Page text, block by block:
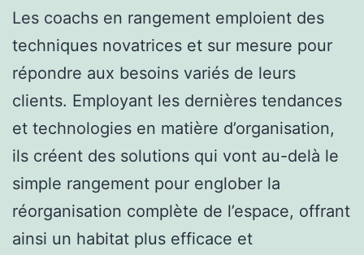
Les coachs en rangement emploient des
techniques novatrices et sur mesure pour
répondre aux besoins variés de leurs
clients. Employant les dernières tendances
et technologies en matière d’organisation,
ils créent des solutions qui vont au-delà le
simple rangement pour englober la
réorganisation complète de l’espace, offrant
ainsi un habitat plus efficace et